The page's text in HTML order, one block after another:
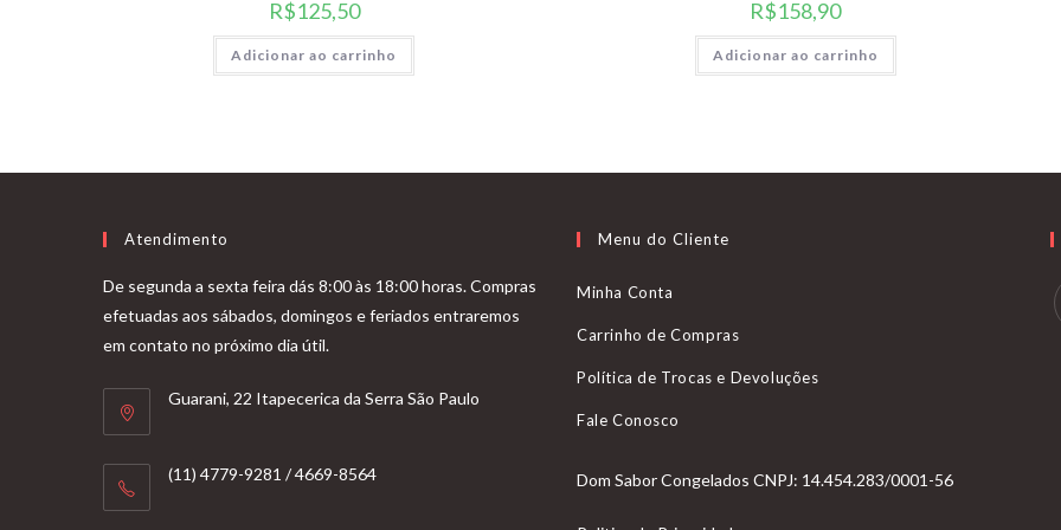
R$125,50
Adicionar ao carrinho
R$158,90
Adicionar ao carrinho
Atendimento
De segunda a sexta feira dás 8:00 às 18:00 horas. Compras
efetuadas aos sábados, domingos e feriados entraremos
em contato no próximo dia útil.
Guarani, 22 Itapecerica da Serra São Paulo
(11) 4779-9281 / 4669-8564
Menu do Cliente
Minha Conta
Carrinho de Compras
Política de Trocas e Devoluções
Fale Conosco
Dom Sabor Congelados CNPJ: 14.454.283/0001-56